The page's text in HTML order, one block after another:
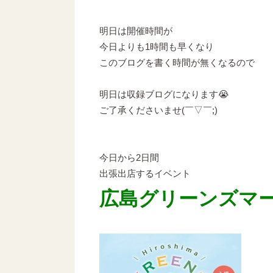
明日は開催時間が
今日よりも1時間も早くなり
このブログを書く時間が無くなるので
明日は収録ブログになります😭
ご了承くださいませ(￣▽￣;)
今日から2日間
出張出店するイベント
広島グリーンズマ